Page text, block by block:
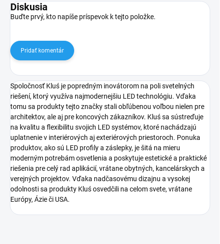
Diskusia
Buďte prvý, kto napíše príspevok k tejto položke.
Pridať komentár
Spoločnosť Kluś je popredným inovátorom na poli svetelných
riešení, ktorý využíva najmodernejšiu LED technológiu. Vďaka
tomu sa produkty tejto značky stali obľúbenou voľbou nielen pre
architektov, ale aj pre koncových zákazníkov. Kluś sa sústreďuje
na kvalitu a flexibilitu svojich LED systémov, ktoré nachádzajú
uplatnenie v interiérových aj exteriérových priestoroch. Ponuka
produktov, ako sú LED profily a záslepky, je šitá na mieru
moderným potrebám osvetlenia a poskytuje estetické a praktické
riešenia pre celý rad aplikácií, vrátane obytných, kancelárskych a
verejných projektov. Vďaka nadčasovému dizajnu a vysokej
odolnosti sa produkty Kluś osvedčili na celom svete, vrátane
Európy, Ázie či USA.